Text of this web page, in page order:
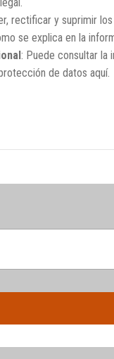
rectificar y suprimir
se explica en la
: Puede consultar la
de datos aquí.